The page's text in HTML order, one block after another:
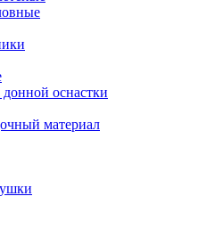
оснастки
материал